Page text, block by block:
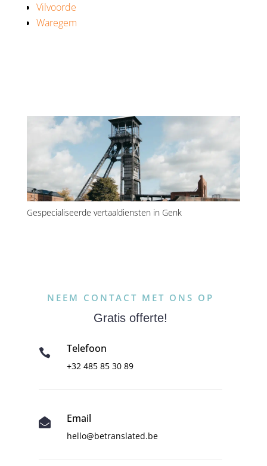
Vilvoorde
Waregem
Gespecialiseerde vertaaldiensten in Genk
NEEM CONTACT MET ONS OP
Gratis offerte!
 Telefoon
+32 485 85 30 89
 Email
hello@betranslated.be